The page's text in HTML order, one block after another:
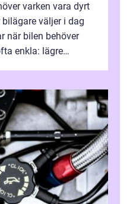
varken vara dyrt
väljer i dag
när bilen behöver
enkla: lägre